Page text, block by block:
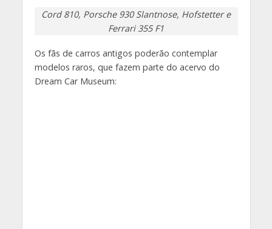
Cord 810, Porsche 930 Slantnose, Hofstetter e
Ferrari 355 F1
Os fãs de carros antigos poderão contemplar
modelos raros, que fazem parte do acervo do
Dream Car Museum: